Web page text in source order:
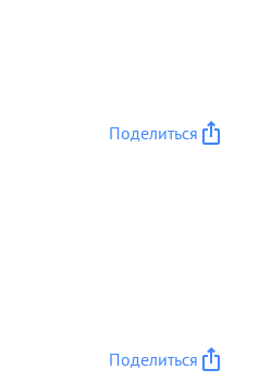
Поделиться
Поделиться